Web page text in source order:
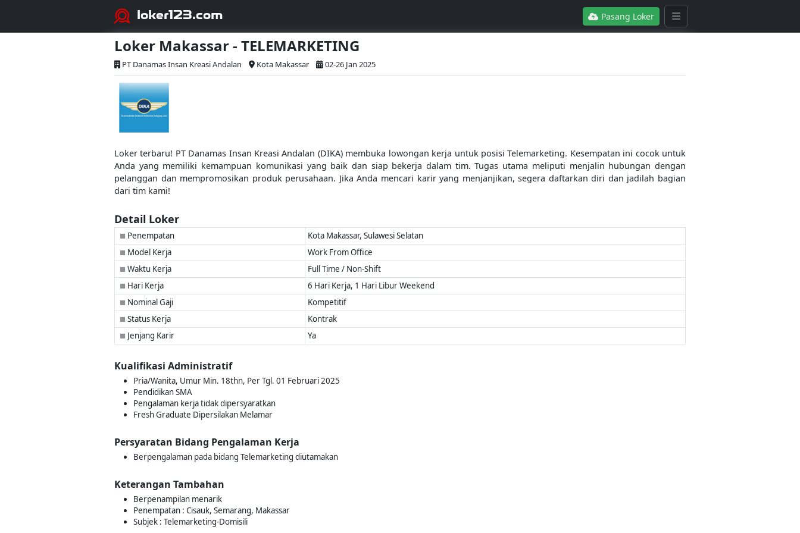
loker123.com Pasang Loker
Loker Makassar - TELEMARKETING
PT Danamas Insan Kreasi Andalan Kota Makassar 02-26 Jan 2025
Loker terbaru! PT Danamas Insan Kreasi Andalan (DIKA) membuka lowongan kerja untuk posisi Telemarketing. Kesempatan ini cocok untuk
Anda yang memiliki kemampuan komunikasi yang baik dan siap bekerja dalam tim. Tugas utama meliputi menjalin hubungan dengan
pelanggan dan mempromosikan produk perusahaan. Jika Anda mencari karir yang menjanjikan, segera daftarkan diri dan jadilah bagian
dari tim kami!
Detail Loker
■ Penempatan Kota Makassar, Sulawesi Selatan
■ Model Kerja Work From Office
■ Waktu Kerja Full Time / Non-Shift
■ Hari Kerja 6 Hari Kerja, 1 Hari Libur Weekend
■ Nominal Gaji Kompetitif
■ Status Kerja Kontrak
■ Jenjang Karir Ya
Kualifikasi Administratif
Pria/Wanita, Umur Min. 18thn, Per Tgl. 01 Februari 2025
Pendidikan SMA
Pengalaman kerja tidak dipersyaratkan
Fresh Graduate Dipersilakan Melamar
Persyaratan Bidang Pengalaman Kerja
Berpengalaman pada bidang Telemarketing diutamakan
Keterangan Tambahan
Berpenampilan menarik
Penempatan : Cisauk, Semarang, Makassar
Subjek : Telemarketing-Domisili